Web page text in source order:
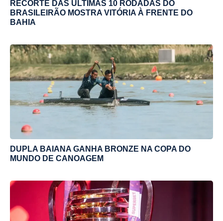
RECORTE DAS ÚLTIMAS 10 RODADAS DO
BRASILEIRÃO MOSTRA VITÓRIA À FRENTE DO
BAHIA
DUPLA BAIANA GANHA BRONZE NA COPA DO
MUNDO DE CANOAGEM